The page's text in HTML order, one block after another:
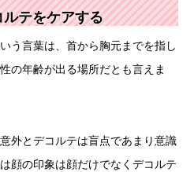
テをケアする
う言葉は、首から胸元までを指し
の年齢が出る場所だとも言えま
外とデコルテは盲点であまり意識
顔の印象は顔だけでなくデコルテ